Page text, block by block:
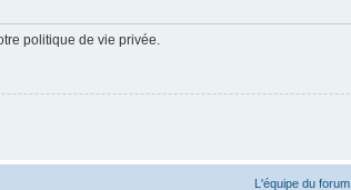
politique de vie privée.
L'équipe du forum